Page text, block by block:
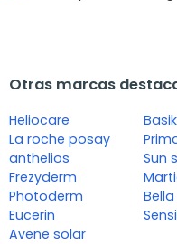
Otras marcas
Heliocare
La roche posay
anthelios
Frezyderm
Photoderm
Eucerin
Avene solar
Sun